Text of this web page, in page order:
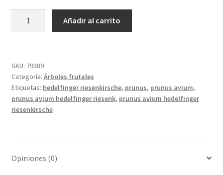
cantidad
Añadir al carrito
SKU: 79389
Categoría: Árboles frutales
Etiquetas: hedelfinger riesenkirsche, prunus, prunus avium,
prunus avium hedelfinger riesenk, prunus avium hedelfinger
riesenkirsche
Opiniones (0)